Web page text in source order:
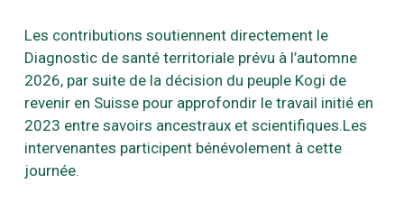
Les contributions soutiennent directement le
Diagnostic de santé territoriale prévu à l’automne
2026, par suite de la décision du peuple Kogi de
revenir en Suisse pour approfondir le travail initié en
2023 entre savoirs ancestraux et scientifiques.Les
intervenantes participent bénévolement à cette
journée.